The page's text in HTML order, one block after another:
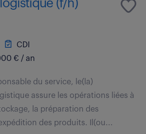
(f/h)
CDI
€ / an
du service, le(la)
assure les opérations liées à
la préparation des
des produits. Il(ou...